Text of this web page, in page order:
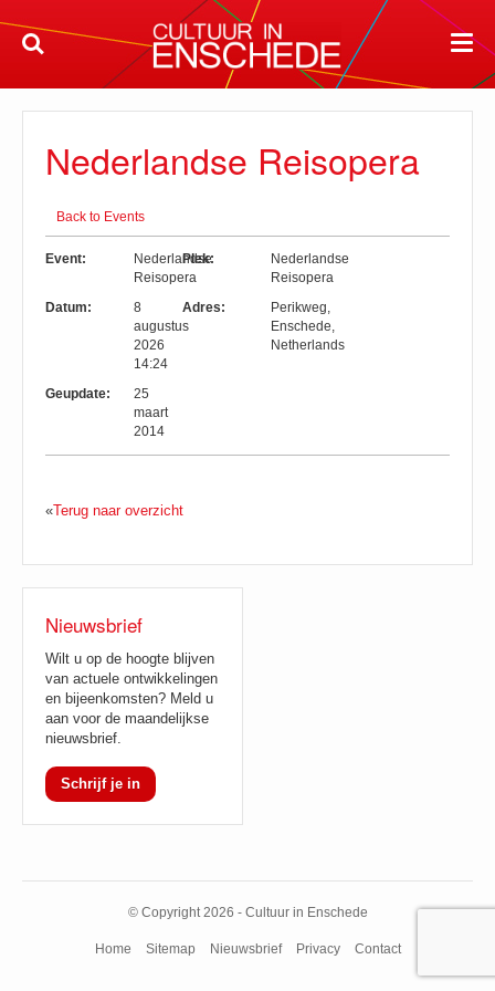
Nederlandse Reisopera
Back to Events
Event:
Nederlandse
Reisopera
Datum:
8
augustus
2026
14:24
Geupdate:
25
maart
2014
Plek:
Nederlandse
Reisopera
Adres:
Perikweg,
Enschede,
Netherlands
«Terug naar overzicht
Nieuwsbrief
Wilt u op de hoogte blijven
van actuele ontwikkelingen
en bijeenkomsten? Meld u
aan voor de maandelijkse
nieuwsbrief.
Schrijf je in
© Copyright 2026 - Cultuur in Enschede
Home Sitemap Nieuwsbrief Privacy Contact